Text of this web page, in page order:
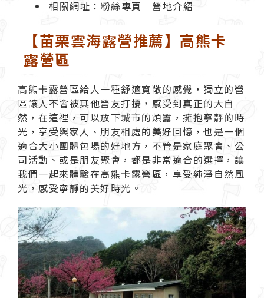
相關網址： 粉絲專頁 ｜ 營地介紹
【苗栗雲海露營推薦】高熊卡
露營區
高熊卡露營區給人一種舒適寬敞的感覺，獨立的營
區讓人不會被其他營友打擾，感受到真正的大自
然，在這裡，可以放下城市的煩囂，擁抱寧靜的時
光，享受與家人、朋友相處的美好回憶，也是一個
適合大小團體包場的好地方，不管是家庭聚會、公
司活動、或是朋友聚會，都是非常適合的選擇，讓
我們一起來體驗在高熊卡露營區，享受純淨自然風
光，感受寧靜的美好時光。